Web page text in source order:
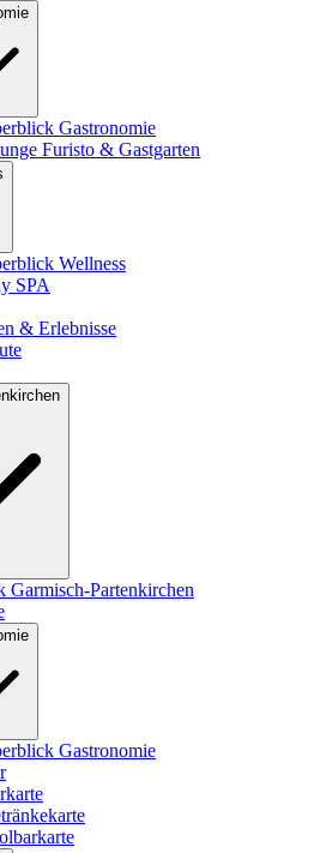
Gastronomie
Furisto & Gastgarten
Wellness
SPA
& Erlebnisse
Garmisch-Partenkirchen
Gastronomie